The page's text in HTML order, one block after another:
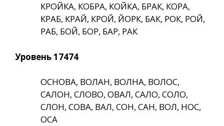
КРОЙКА, КОБРА, КОЙКА, БРАК, КОРА,
КРАБ, КРАЙ, КРОЙ, ЙОРК, БАК, РОК, РОЙ,
РАБ, БОЙ, БОР, БАР, РАК
Уровень 17474
ОСНОВА, ВОЛАН, ВОЛНА, ВОЛОС,
САЛОН, СЛОВО, ОВАЛ, САЛО, СОЛО,
СЛОН, СОВА, ВАЛ, СОН, САН, ВОЛ, НОС,
ОСА